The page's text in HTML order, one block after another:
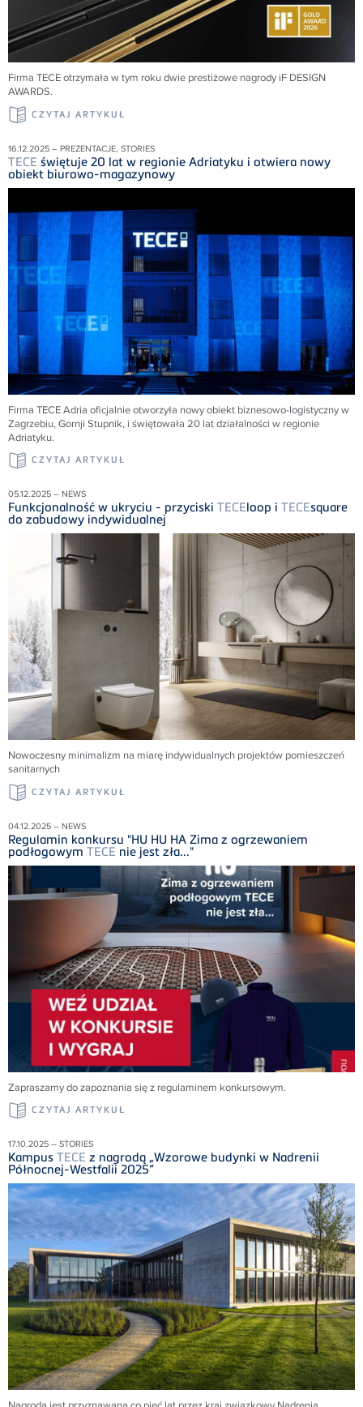
Firma TECEotrzymała w tym roku dwie prestiżowe nagrody iF DESIGN
AWARDS.
CZYTAJ ARTYKUŁ
16.12.2025 – PREZENTACJE, STORIES
TECE świętuje 20 lat w regionie Adriatyku i otwiera nowy
obiekt biurowo-magazynowy
Firma TECEAdria oficjalnie otworzyła nowy obiekt biznesowo-logistyczny w
Zagrzebiu, Gornji Stupnik, i świętowała 20 lat działalności w regionie
Adriatyku.
CZYTAJ ARTYKUŁ
05.12.2025 – NEWS
Funkcjonalność w ukryciu - przyciski TECEloop i TECEsquare
do zabudowy indywidualnej
Nowoczesny minimalizm na miarę indywidualnych projektów pomieszczeń
sanitarnych
CZYTAJ ARTYKUŁ
04.12.2025 – NEWS
Regulamin konkursu "HU HU HA Zima z ogrzewaniem
podłogowym TECE nie jest zła..."
Zapraszamy do zapoznania się z regulaminem konkursowym.
CZYTAJ ARTYKUŁ
17.10.2025 – STORIES
Kampus TECE z nagrodą „Wzorowe budynki w Nadrenii
Północnej-Westfalii 2025”